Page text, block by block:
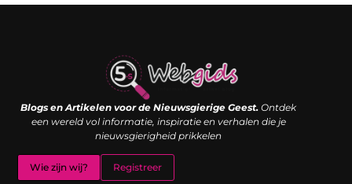
Blogs en Artikelen voor de Nieuwsgierige Geest. Ontdek
een wereld vol informatie, inspiratie en verhalen die je
nieuwsgierigheid prikkelen
Wie zijn wij? Registreer